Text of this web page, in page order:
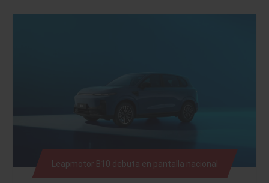
Leapmotor B10 debuta en pantalla nacional